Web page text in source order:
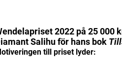
2022 på 25 000
Salihu för hans bok
till priset lyder: